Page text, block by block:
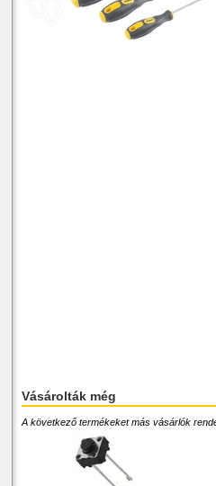
Vásárolták még
A következő termékeket más vásárlók